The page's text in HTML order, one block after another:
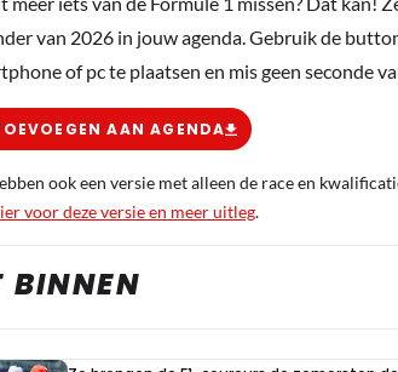
van 2026 in jouw agenda. Gebruik de
of pc te plaatsen en mis geen seconde
AAN AGENDA
ook een versie met alleen de race en
voor deze versie en meer uitleg.
BINNEN